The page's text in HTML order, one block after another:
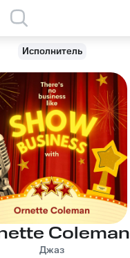
Исполнитель
Coleman
Джаз